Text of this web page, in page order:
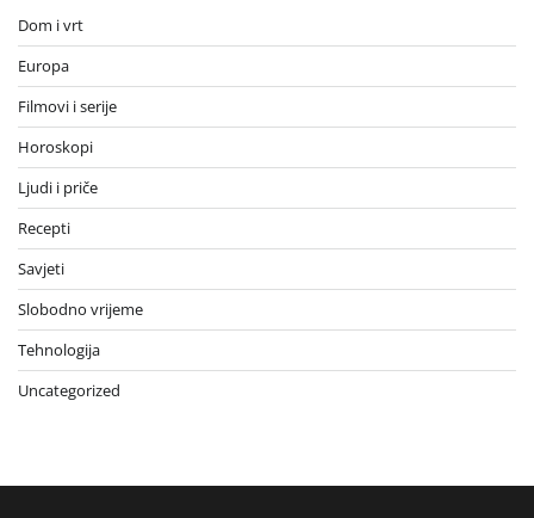
Dom i vrt
Europa
Filmovi i serije
Horoskopi
Ljudi i priče
Recepti
Savjeti
Slobodno vrijeme
Tehnologija
Uncategorized